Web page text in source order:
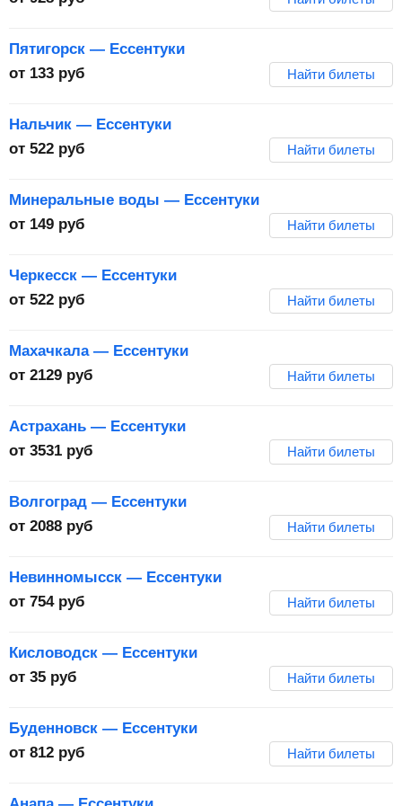
Пятигорск — Ессентуки
от 133 руб Найти билеты
Нальчик — Ессентуки
от 522 руб Найти билеты
Минеральные воды — Ессентуки
от 149 руб Найти билеты
Черкесск — Ессентуки
от 522 руб Найти билеты
Махачкала — Ессентуки
от 2129 руб Найти билеты
Астрахань — Ессентуки
от 3531 руб Найти билеты
Волгоград — Ессентуки
от 2088 руб Найти билеты
Невинномысск — Ессентуки
от 754 руб Найти билеты
Кисловодск — Ессентуки
от 35 руб Найти билеты
Буденновск — Ессентуки
от 812 руб Найти билеты